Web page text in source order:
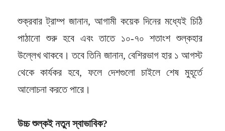
শুক্রবার ট্রাম্প জানান, আগামী কয়েক দিনের মধ্যেই চিঠি
পাঠানো শুরু হবে এবং তাতে ১০-৭০ শতাংশ শুল্কহার
উল্লেখ থাকবে। তবে তিনি জানান, বেশিরভাগ হার ১ আগস্ট
থেকে কার্যকর হবে, ফলে দেশগুলো চাইলে শেষ মুহূর্তে
আলোচনা করতে পারে।
উচ্চ শুল্কই নতুন স্বাভাবিক?